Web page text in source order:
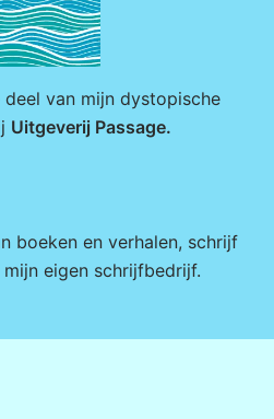
van mijn dystopische
Uitgeverij Passage.
boeken en verhalen, schrijf
eigen schrijfbedrijf.